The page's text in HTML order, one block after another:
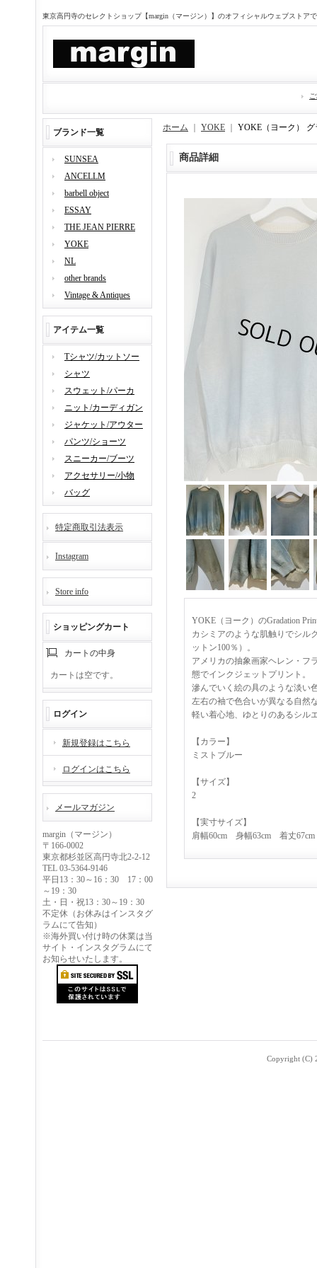
東京高円寺のセレクトショップ【margin（マージン）】のオフィシャルウェブストア
ブランド一覧
SUNSEA
ANCELLM
barbell object
ESSAY
THE JEAN PIERRE
YOKE
NL
other brands
Vintage & Antiques
アイテム一覧
Tシャツ/カットソー
シャツ
スウェット/パーカ
ニット/カーディガン
ジャケット/アウター
パンツ/ショーツ
スニーカー/ブーツ
アクセサリー/小物
バッグ
特定商取引法表示
Instagram
Store info
ショッピングカート
カートの中身
カートは空です。
ログイン
新規登録はこちら
ログインはこちら
メールマガジン
margin（マージン）
〒166-0002
東京都杉並区高円寺北2-2-12
TEL 03-5364-9146
平日13：30～16：30 17：00
～19：30
土・日・祝13：30～19：30
不定休（お休みはインスタグ
ラムにて告知）
※海外買い付け時の休業は当
サイト・インスタグラムにて
お知らせいたします。
ホーム YOKE YOKE（ヨーク）
商品詳細
YOKE（ヨーク）のGradation
カシミアのような肌触りでシル
ットン100％）。
アメリカの抽象画家ヘレン・フ
態でインクジェットプリント。
滲んでいく絵の具のような淡い
左右の袖で色合いが異なる自然
軽い着心地、ゆとりのあるシル
【カラー】
ミストブルー
【サイズ】
2
【実寸サイズ】
肩幅60cm 身幅63cm 着丈
Copyright (C)